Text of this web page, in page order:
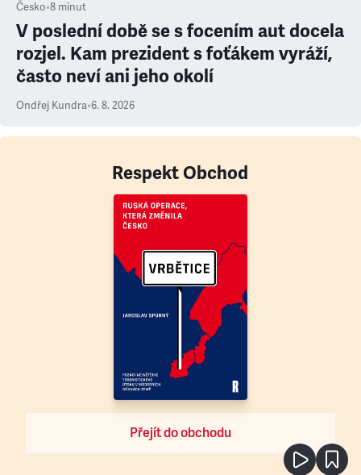
Česko•8 minut
V poslední době se s focením aut docela
rozjel. Kam prezident s foťákem vyráží,
často neví ani jeho okolí
Ondřej Kundra•6. 8. 2026
Respekt Obchod
Přejít do obchodu